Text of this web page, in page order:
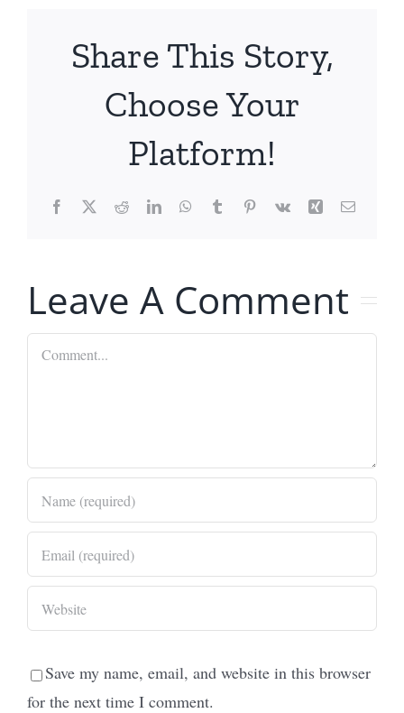
Share This Story,
Choose Your
Platform!
Facebook
X RedditLinkedInWhatsApp
TumblrPinterest
Vk Xing Email
Leave A Comment
Comment
Save my name, email, and website in this browser
for the next time I comment.